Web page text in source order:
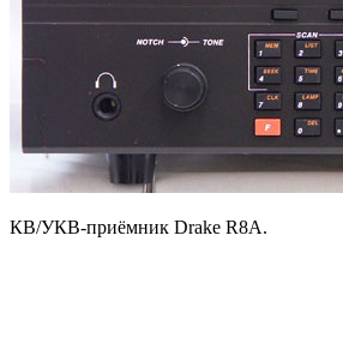
КВ/УКВ-приёмник Drake R8A.